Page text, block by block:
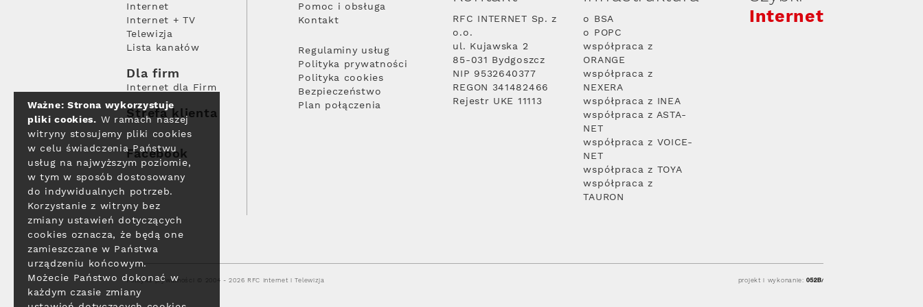
Internet
Internet + TV
Telewizja
Lista kanałów
Dla firm
Internet dla Firm
Strefa klienta
Facebook
Pomoc i obsługa
Kontakt
Regulaminy usług
Polityka prywatności
Polityka cookies
Bezpieczeństwo
Plan połączenia
RFC INTERNET Sp. z
o.o.
ul. Kujawska 2
85-031 Bydgoszcz
NIP 9532640377
REGON 341482466
Rejestr UKE 11113
o BSA
o POPC
współpraca z
ORANGE
współpraca z
NEXERA
współpraca z INEA
współpraca z ASTA-
NET
współpraca z VOICE-
NET
współpraca z TOYA
współpraca z
TAURON
Internet
Polityka prywatności © 2004 - 2026 RFC Internet i Telewizja projekt i wykonanie:
Ważne: Strona wykorzystuje
pliki cookies. W ramach naszej
witryny stosujemy pliki cookies
w celu świadczenia Państwu
usług na najwyższym poziomie,
w tym w sposób dostosowany
do indywidualnych potrzeb.
Korzystanie z witryny bez
zmiany ustawień dotyczących
cookies oznacza, że będą one
zamieszczane w Państwa
urządzeniu końcowym.
Możecie Państwo dokonać w
każdym czasie zmiany